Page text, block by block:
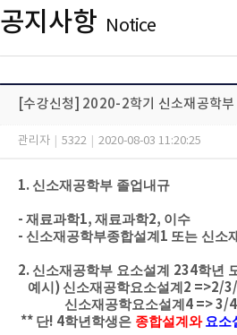
공지사항 Notice
[수강신청] 2020-2학기 신소재공학
관리자 5322 2020-08-03 11:20:25
1.신소재공학부 졸업내규
- 재료과학1, 재료과학2, 이수
- 신소재공학부종합설계 1 또는 신소
2.신소재공학부 요소설계 234학년
예시 )신소재공학요소설계 2 =>2/
신소재공학요소설계 4 => 3/4
** 단! 4학년학생은 종합설계와 요소